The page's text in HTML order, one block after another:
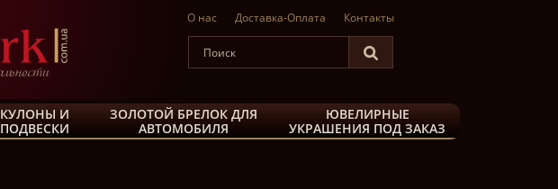
О нас Доставка-Оплата Контакты
КУЛОНЫ И
ПОДВЕСКИ
ЗОЛОТОЙ БРЕЛОК ДЛЯ
АВТОМОБИЛЯ
ЮВЕЛИРНЫЕ
УКРАШЕНИЯ ПОД ЗАКАЗ